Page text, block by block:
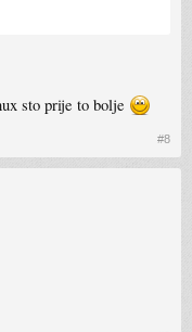
sto prije to bolje
#8